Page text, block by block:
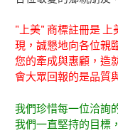
"上美" 商標註冊是 上
現，誠懇地向各位親
您的牽成與惠顧，造
會大眾回報的是品質
我們珍惜每一位洽詢
我們一直堅持的目標